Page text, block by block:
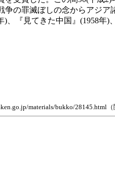
の罪滅ぼしの念からアジ
『見てきた中国』(1958
materials/bukko/28145.html（